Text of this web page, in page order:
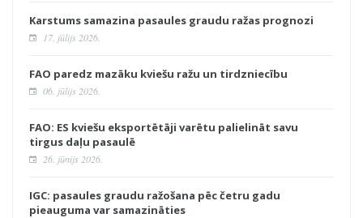
Karstums samazina pasaules graudu ražas prognozi
17. jūlijs 2026.
FAO paredz mazāku kviešu ražu un tirdzniecību
06. jūlijs 2026.
FAO: ES kviešu eksportētāji varētu palielināt savu
tirgus daļu pasaulē
26. jūnijs 2026.
IGC: pasaules graudu ražošana pēc četru gadu
pieauguma var samazināties